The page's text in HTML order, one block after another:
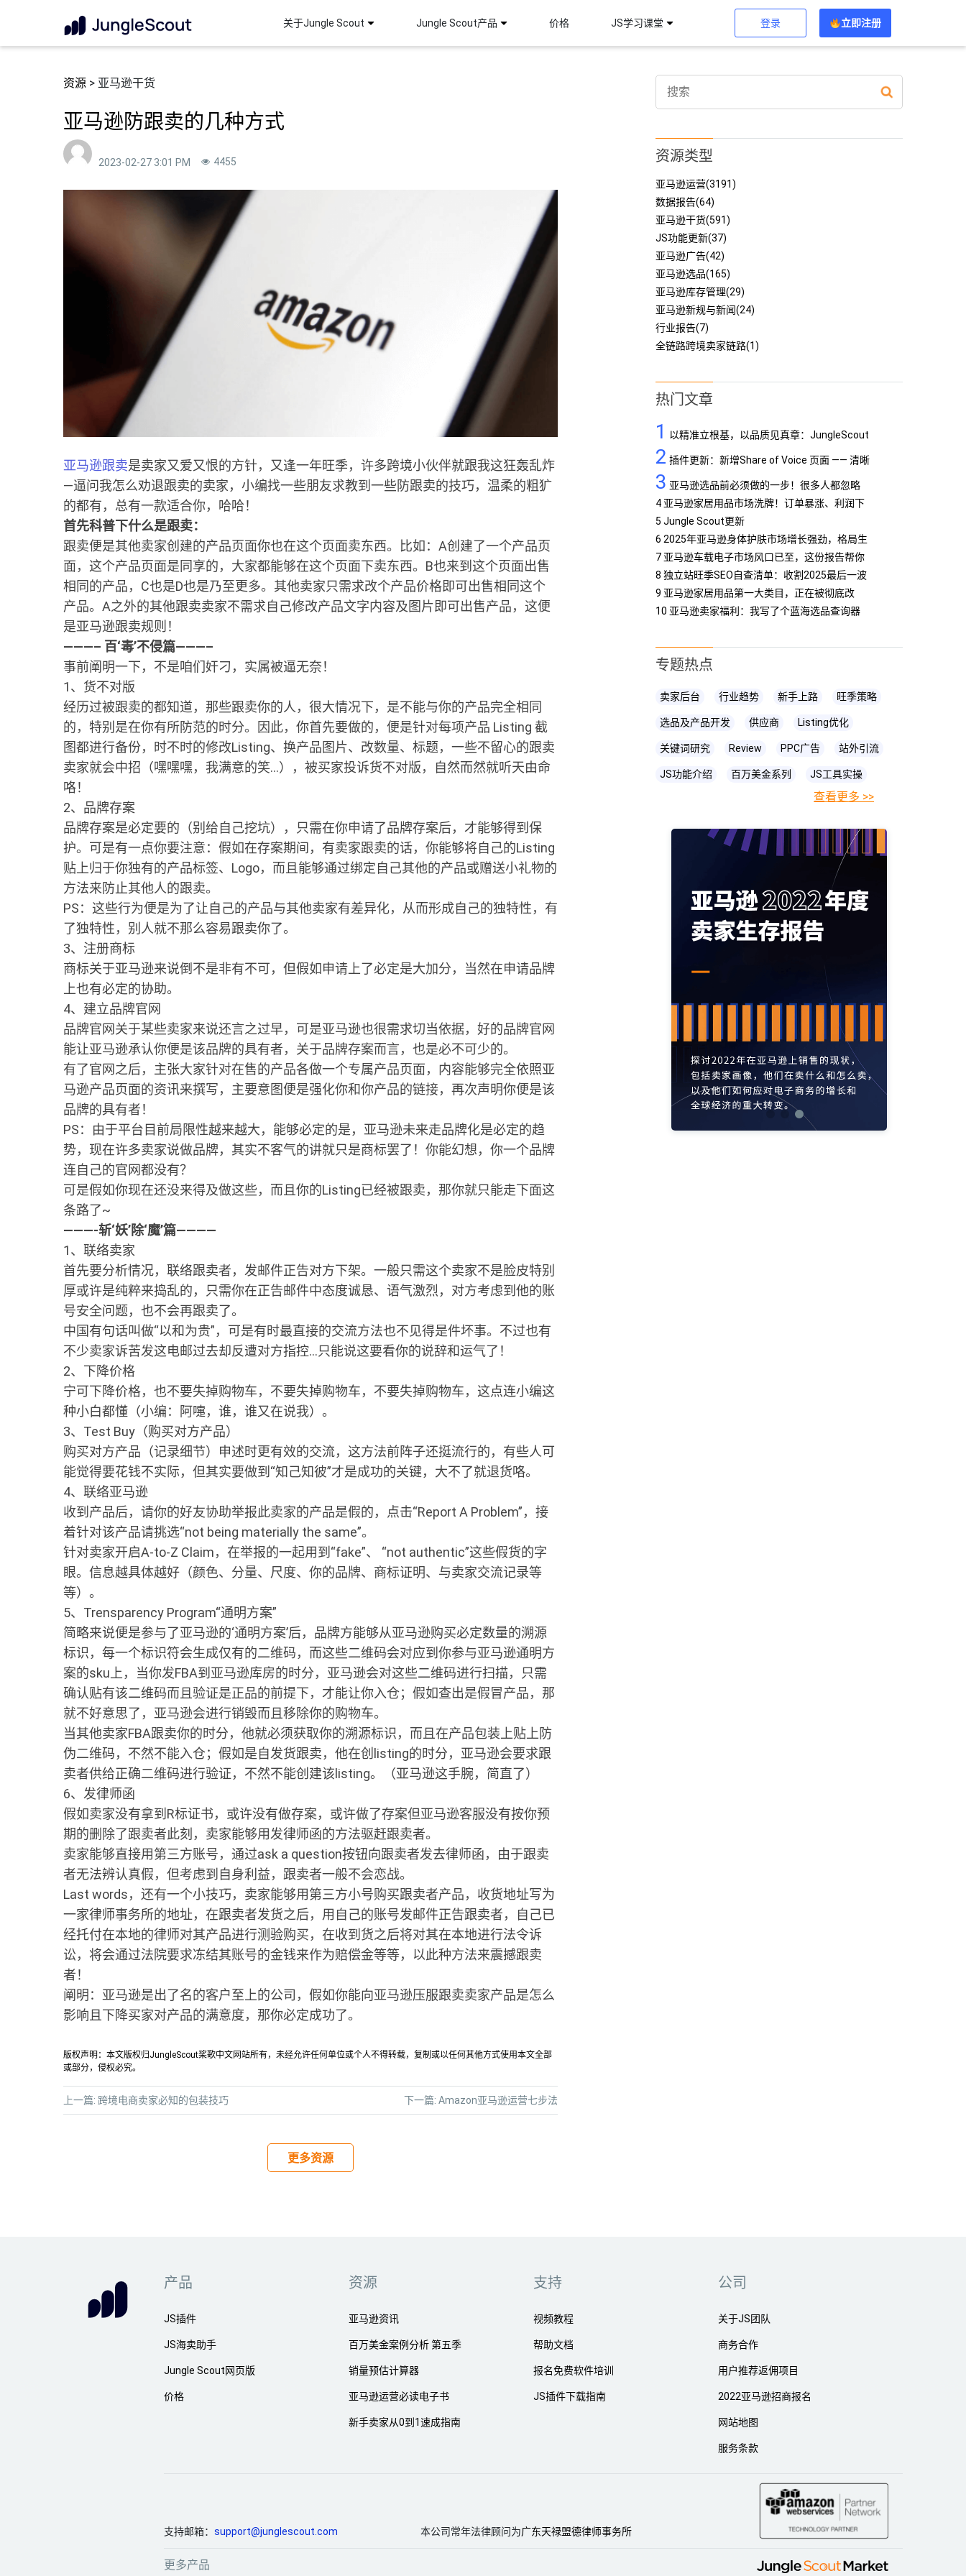
关于Jungle Scout Jungle Scout产品 价格 JS学习课堂 登录 立即注册
资源 > 亚马逊干货
亚马逊防跟卖的几种方式
2023-02-27 3:01 PM 4455
亚马逊跟卖是卖家又爱又恨的方针，又逢一年旺季，许多跨境小伙伴就跟我这狂轰乱炸
—逼问我怎么劝退跟卖的卖家，小编找一些朋友求教到一些防跟卖的技巧，温柔的粗犷
的都有，总有一款适合你，哈哈！
首先科普下什么是跟卖：
跟卖便是其他卖家创建的产品页面你也在这个页面卖东西。比如：A创建了一个产品页
面，这个产品页面是同享的，大家都能够在这个页面下卖东西。B也来到这个页面出售
相同的产品，C也是D也是乃至更多。其他卖家只需求改个产品价格即可出售相同这个
产品。A之外的其他跟卖卖家不需求自己修改产品文字内容及图片即可出售产品，这便
是亚马逊跟卖规则！
———– 百‘毒’不侵篇———–
事前阐明一下，不是咱们奸刁，实属被逼无奈！
1、货不对版
经历过被跟卖的都知道，那些跟卖你的人，很大情况下，是不能与你的产品完全相同
的，特别是在你有所防范的时分。因此，你首先要做的，便是针对每项产品 Listing 截
图都进行备份，时不时的修改Listing、换产品图片、改数量、标题，一些不留心的跟卖
卖家就会中招（嘿嘿嘿，我满意的笑…），被买家投诉货不对版，自然而然就听天由命
咯！
2、品牌存案
品牌存案是必定要的（别给自己挖坑），只需在你申请了品牌存案后，才能够得到保
护。可是有一点你要注意：假如在存案期间，有卖家跟卖的话，你能够将自己的Listing
贴上归于你独有的产品标签、Logo，而且能够通过绑定自己其他的产品或赠送小礼物的
方法来防止其他人的跟卖。
PS：这些行为便是为了让自己的产品与其他卖家有差异化，从而形成自己的独特性，有
了独特性，别人就不那么容易跟卖你了。
3、注册商标
商标关于亚马逊来说倒不是非有不可，但假如申请上了必定是大加分，当然在申请品牌
上也有必定的协助。
4、建立品牌官网
品牌官网关于某些卖家来说还言之过早，可是亚马逊也很需求切当依据，好的品牌官网
能让亚马逊承认你便是该品牌的具有者，关于品牌存案而言，也是必不可少的。
有了官网之后，主张大家针对在售的产品各做一个专属产品页面，内容能够完全依照亚
马逊产品页面的资讯来撰写，主要意图便是强化你和你产品的链接，再次声明你便是该
品牌的具有者！
PS：由于平台目前局限性越来越大，能够必定的是，亚马逊未来走品牌化是必定的趋
势，现在许多卖家说做品牌，其实不客气的讲就只是商标罢了！你能幻想，你一个品牌
连自己的官网都没有？
可是假如你现在还没来得及做这些，而且你的Listing已经被跟卖，那你就只能走下面这
条路了~
———-斩‘妖’除‘魔’篇————
1、联络卖家
首先要分析情况，联络跟卖者，发邮件正告对方下架。一般只需这个卖家不是脸皮特别
厚或许是纯粹来捣乱的，只需你在正告邮件中态度诚恳、语气激烈，对方考虑到他的账
号安全问题，也不会再跟卖了。
中国有句话叫做“以和为贵”，可是有时最直接的交流方法也不见得是件坏事。不过也有
不少卖家诉苦发这电邮过去却反遭对方指控…只能说这要看你的说辞和运气了！
2、下降价格
宁可下降价格，也不要失掉购物车，不要失掉购物车，不要失掉购物车，这点连小编这
种小白都懂（小编：阿嚏，谁，谁又在说我）。
3、Test Buy（购买对方产品）
购买对方产品（记录细节）申述时更有效的交流，这方法前阵子还挺流行的，有些人可
能觉得要花钱不实际，但其实要做到“知己知彼”才是成功的关键，大不了就退货咯。
4、联络亚马逊
收到产品后，请你的好友协助举报此卖家的产品是假的，点击“Report A Problem”，接
着针对该产品请挑选“not being materially the same”。
针对卖家开启A-to-Z Claim，在举报的一起用到“fake”、 “not authentic”这些假货的字
眼。信息越具体越好（颜色、分量、尺度、你的品牌、商标证明、与卖家交流记录等
等）。
5、Trensparency Program“通明方案”
简略来说便是参与了亚马逊的‘通明方案’后，品牌方能够从亚马逊购买必定数量的溯源
标识，每一个标识符会生成仅有的二维码，而这些二维码会对应到你参与亚马逊通明方
案的sku上，当你发FBA到亚马逊库房的时分，亚马逊会对这些二维码进行扫描，只需
确认贴有该二维码而且验证是正品的前提下，才能让你入仓；假如查出是假冒产品，那
就不好意思了，亚马逊会进行销毁而且移除你的购物车。
当其他卖家FBA跟卖你的时分，他就必须获取你的溯源标识，而且在产品包装上贴上防
伪二维码，不然不能入仓；假如是自发货跟卖，他在创listing的时分，亚马逊会要求跟
卖者供给正确二维码进行验证，不然不能创建该listing。（亚马逊这手腕，简直了）
6、发律师函
假如卖家没有拿到R标证书，或许没有做存案，或许做了存案但亚马逊客服没有按你预
期的删除了跟卖者此刻，卖家能够用发律师函的方法驱赶跟卖者。
卖家能够直接用第三方账号，通过ask a question按钮向跟卖者发去律师函，由于跟卖
者无法辨认真假，但考虑到自身利益，跟卖者一般不会恋战。
Last words，还有一个小技巧，卖家能够用第三方小号购买跟卖者产品，收货地址写为
一家律师事务所的地址，在跟卖者发货之后，用自己的账号发邮件正告跟卖者，自己已
经托付在本地的律师对其产品进行测验购买，在收到货之后将对其在本地进行法令诉
讼，将会通过法院要求冻结其账号的金钱来作为赔偿金等等，以此种方法来震撼跟卖
者！
阐明：亚马逊是出了名的客户至上的公司，假如你能向亚马逊压服跟卖卖家产品是怎么
影响且下降买家对产品的满意度，那你必定成功了。
版权声明：本文版权归JungleScout桨歌中文网站所有，未经允许任何单位或个人不得转载，复制或以任何其他方式使用本文全部
或部分，侵权必究。
上一篇: 跨境电商卖家必知的包装技巧 下一篇: Amazon亚马逊运营七步法
更多资源
资源类型
亚马逊运营(3191)
数据报告(64)
亚马逊干货(591)
JS功能更新(37)
亚马逊广告(42)
亚马逊选品(165)
亚马逊库存管理(29)
亚马逊新规与新闻(24)
行业报告(7)
全链路跨境卖家链路(1)
热门文章
1
以精准立根基，以品质见真章：JungleScout
定义亚马逊工具专业标杆
2 插件更新：新增Share of Voice 页面 —— 清晰
呈现品牌竞争格局
3 亚马逊选品前必须做的一步！很多人都忽略
了…
4 亚马逊家居用品市场洗牌！订单暴涨、利润下
5 Jungle Scout更新
6 2025年亚马逊身体护肤市场增长强劲，格局生
7 亚马逊车载电子市场风口已至，这份报告帮你
抢占先机
8 独立站旺季SEO自查清单：收割2025最后一波
9 亚马逊家居用品第一大类目，正在被彻底改
10 亚马逊卖家福利：我写了个蓝海选品查询器
专题热点
卖家后台 行业趋势 新手上路 旺季策略
选品及产品开发 供应商 Listing优化
关键词研究 Review PPC广告 站外引流
JS功能介绍 百万美金系列 JS工具实操
亚马逊直播
cpc广告 亚马逊物流
亚马逊精铺
亚马逊变体 亚马逊主图 亚马逊账号
亚马逊流量 亚马逊库存 亚马逊跟卖
亚马逊瑞典站
亚马逊品牌备案 亚马逊运营直播
亚马逊优惠券 亚马逊ASIN listing优化
亚马逊主题 差评 亚马逊排名 关键词
listing 爆款最新
查看更多 >>
产品
JS插件
JS海卖助手
Jungle Scout网页版
价格
资源
亚马逊资讯
百万美金案例分析 第五季
销量预估计算器
亚马逊运营必读电子书
新手卖家从0到1速成指南
支持
视频教程
帮助文档
报名免费软件培训
JS插件下载指南
公司
关于JS团队
商务合作
用户推荐返佣项目
2022亚马逊招商报名
网站地图
服务条款
支持邮箱： support@junglescout.com 本公司常年法律顾问为广东天禄盟德律师事务所
更多产品